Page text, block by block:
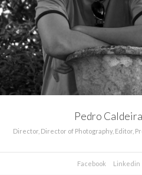
Pedro Caldeira
Director, Director of Photography, Editor,
Facebook Linkedin